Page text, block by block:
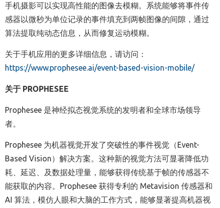
手机摄影可以实现高性能的图像去模糊。系统能够将事件传
感器以微秒为单位记录的事件填充到两帧图像的间隙，通过
算法提取纯动态信息，从而修复运动模糊。
关于手机应用的更多详细信息， 请访问：
https://www.prophesee.ai/event-based-vision-mobile/
关于 PROPHESEE
Prophesee 是神经拟态视觉系统的发明者和全球市场领导
者。
Prophesee 为机器视觉开发了突破性的事件视觉（Event-
Based Vision）解决方案。这种新的视觉方法可显著降低功
耗、延迟、及数据处理量，能够获得传统基于帧的传感器不
能获取的内容。 Prophesee 获得专利的 Metavision 传感器和
AI 算法，模仿人眼和大脑的工作方式，能够显著提高机器视